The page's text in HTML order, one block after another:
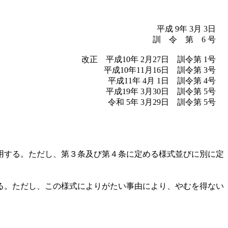
平成 9年 3月 3日
訓 令 第 6 号
改正 平成10年 2月27日 訓令第 1号
平成10年11月16日 訓令第 3号
平成11年 4月 1日 訓令第 4号
平成19年 3月30日 訓令第 5号
令和 5年 3月29日 訓令第 5号
る。ただし、第３条及び第４条に定める様式並びに別に定
ただし、この様式によりがたい事由により、やむを得ない